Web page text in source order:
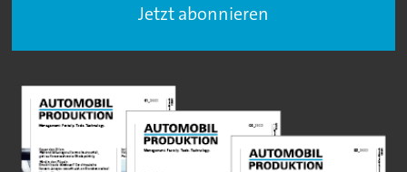
Jetzt abonnieren